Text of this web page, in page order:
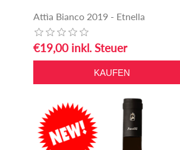
Attìa Bianco 2019 - Etnella
€19,00 inkl. Steuer